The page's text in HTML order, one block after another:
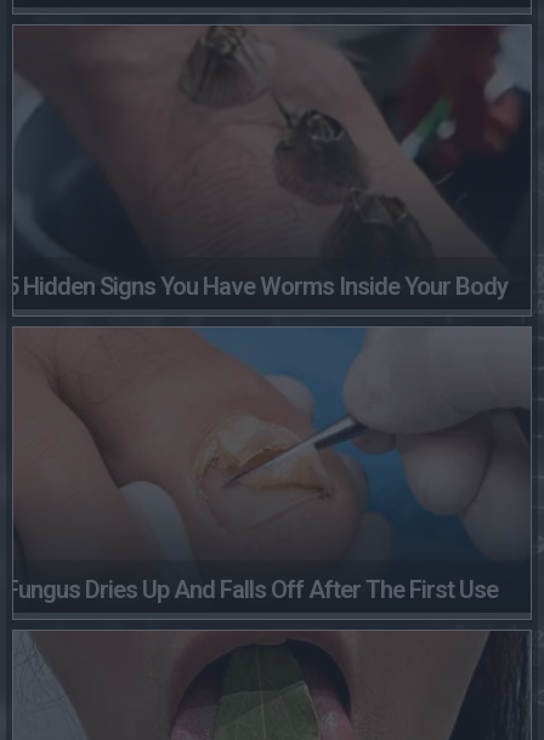
5 Hidden Signs You Have Worms Inside Your Body
Fungus Dries Up And Falls Off After The First Use